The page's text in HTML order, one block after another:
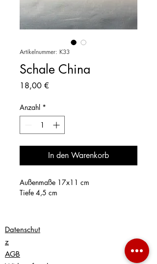
Artikelnummer: K33
Schale China
18,00 €
Anzahl *
In den Warenkorb
Außenmaße 17x11 cm
Tiefe 4,5 cm
Datenschut
z
AGB